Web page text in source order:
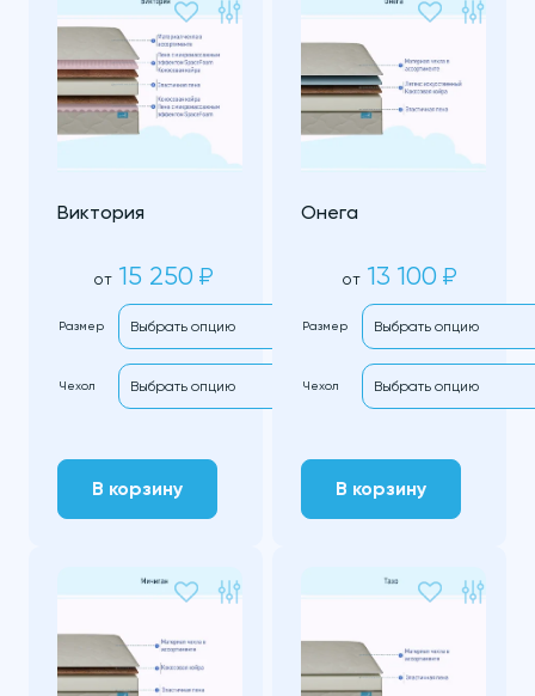
Виктория
от 15 250 ₽
Размер
Чехол
В корзину
Онега
от 13 100 ₽
Размер
Чехол
В корзину